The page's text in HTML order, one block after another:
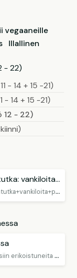
vegaaneille
Illallinen
- 22)
- 14 + 15 -21)
- 14 + 15 -21)
12 - 22)
City.fi 17.11.2017 - Ravintolatutka: vankiloita, pankkeja, tehtaita ja muita erikoisia ravintolatiloja
h
ttps://www.city.fi/opas/ravintolatutka+vankiloita+pankkeja+tehtaita+ja+muita+erikoisia+ravintolatiloja/11355
T
ableOnlinesta löydät monia oluisiin erikoistuneita ravintoloita